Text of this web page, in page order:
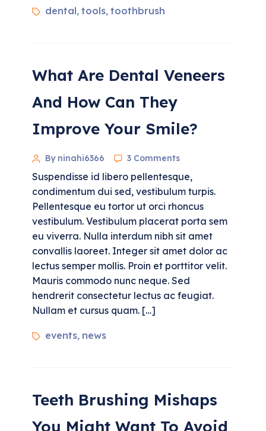
dental,tools,toothbrush
What Are Dental Veneers
And How Can They
Improve Your Smile?
By ninahi6366 3 Comments
Suspendisse id libero pellentesque,
condimentum dui sed, vestibulum turpis.
Pellentesque eu tortor ut orci rhoncus
vestibulum. Vestibulum placerat porta sem
eu viverra. Nulla interdum nibh sit amet
convallis laoreet. Integer sit amet dolor ac
lectus semper mollis. Proin et porttitor velit.
Mauris commodo nunc neque. Sed
hendrerit consectetur lectus ac feugiat.
Nullam et cursus quam. […]
events, news
Teeth Brushing Mishaps
You Might Want To Avoid